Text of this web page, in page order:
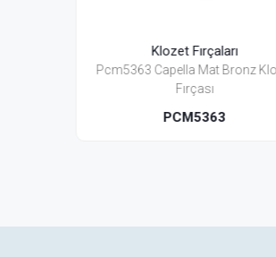
Klozet Fırçaları
Pc5313 Capella Klozet
PC5313